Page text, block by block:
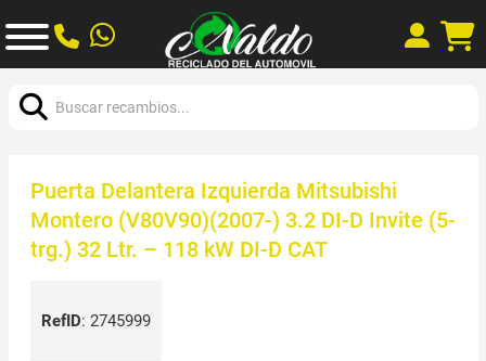
Puerta Delantera Izquierda Mitsubishi
Montero (V80V90)(2007-) 3.2 DI-D Invite (5-
trg.) 32 Ltr. – 118 kW DI-D CAT
RefID: 2745999